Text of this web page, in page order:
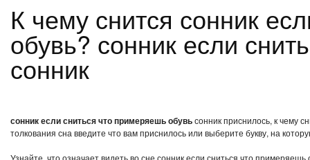
К чему снится сонник если сниться что примеряешь
обувь? сонник если
сонник
сонник если сниться что примеряешь обувьсонник приснилось, к чему
толкования сна введите что вам приснилось или выберите букву, на
Узнайте, что означает видеть во сне сонник если сниться что